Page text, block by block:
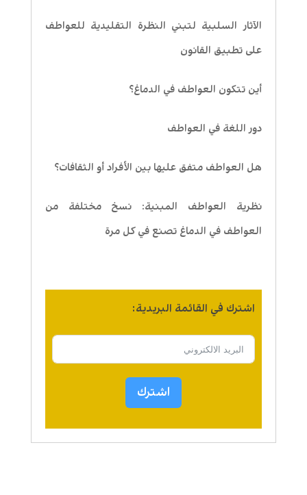
الآثار السلبية لتبني النظرة التقليدية للعواطف
على تطبيق القانون
أين تتكون العواطف في الدماغ؟
دور اللغة في العواطف
هل العواطف متفق عليها بين الأفراد أو الثقافات؟
نظرية العواطف المبنية: نسخ مختلفة من
العواطف في الدماغ تصنع في كل مرة
اشترك في القائمة البريدية:
اشترك